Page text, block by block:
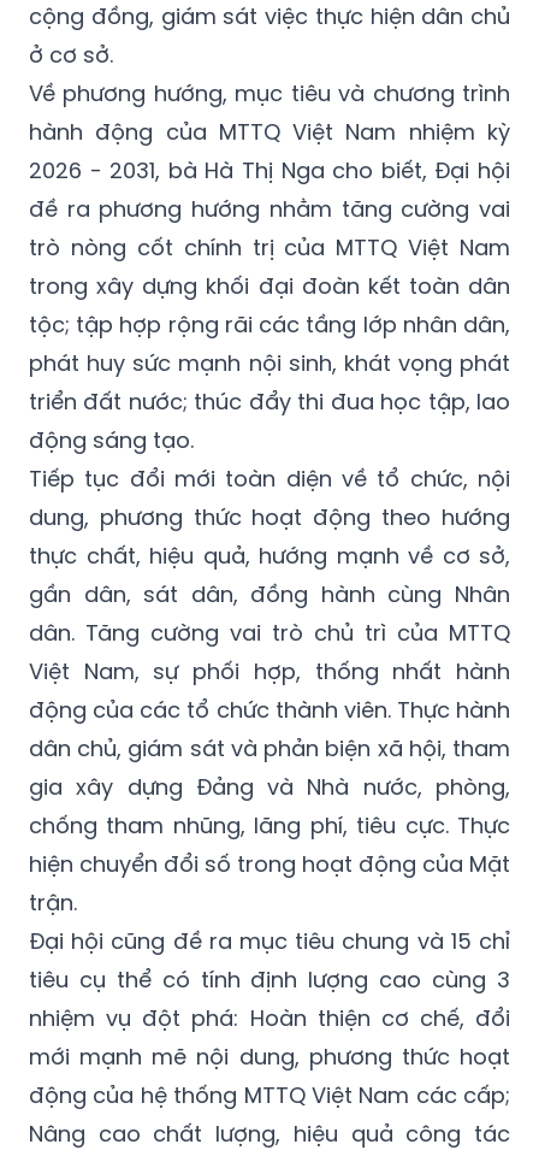
cộng đồng, giám sát việc thực hiện dân chủ
ở cơ sở.
Về phương hướng, mục tiêu và chương trình
hành động của MTTQ Việt Nam nhiệm kỳ
2026 - 2031, bà Hà Thị Nga cho biết, Đại hội
đề ra phương hướng nhằm tăng cường vai
trò nòng cốt chính trị của MTTQ Việt Nam
trong xây dựng khối đại đoàn kết toàn dân
tộc; tập hợp rộng rãi các tầng lớp nhân dân,
phát huy sức mạnh nội sinh, khát vọng phát
triển đất nước; thúc đẩy thi đua học tập, lao
động sáng tạo.
Tiếp tục đổi mới toàn diện về tổ chức, nội
dung, phương thức hoạt động theo hướng
thực chất, hiệu quả, hướng mạnh về cơ sở,
gần dân, sát dân, đồng hành cùng Nhân
dân. Tăng cường vai trò chủ trì của MTTQ
Việt Nam, sự phối hợp, thống nhất hành
động của các tổ chức thành viên. Thực hành
dân chủ, giám sát và phản biện xã hội, tham
gia xây dựng Đảng và Nhà nước, phòng,
chống tham nhũng, lãng phí, tiêu cực. Thực
hiện chuyển đổi số trong hoạt động của Mặt
trận.
Đại hội cũng đề ra mục tiêu chung và 15 chỉ
tiêu cụ thể có tính định lượng cao cùng 3
nhiệm vụ đột phá: Hoàn thiện cơ chế, đổi
mới mạnh mẽ nội dung, phương thức hoạt
động của hệ thống MTTQ Việt Nam các cấp;
Nâng cao chất lượng, hiệu quả công tác